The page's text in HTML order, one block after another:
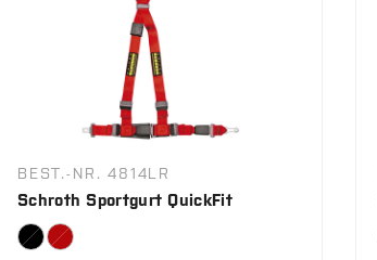
BEST.-NR. 4814LR
Schroth Sportgurt QuickFit